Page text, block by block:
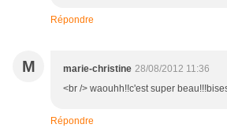
Répondre
M marie-christine 28/08/2012 11:36
<br /> waouhh!!c'est super
Répondre